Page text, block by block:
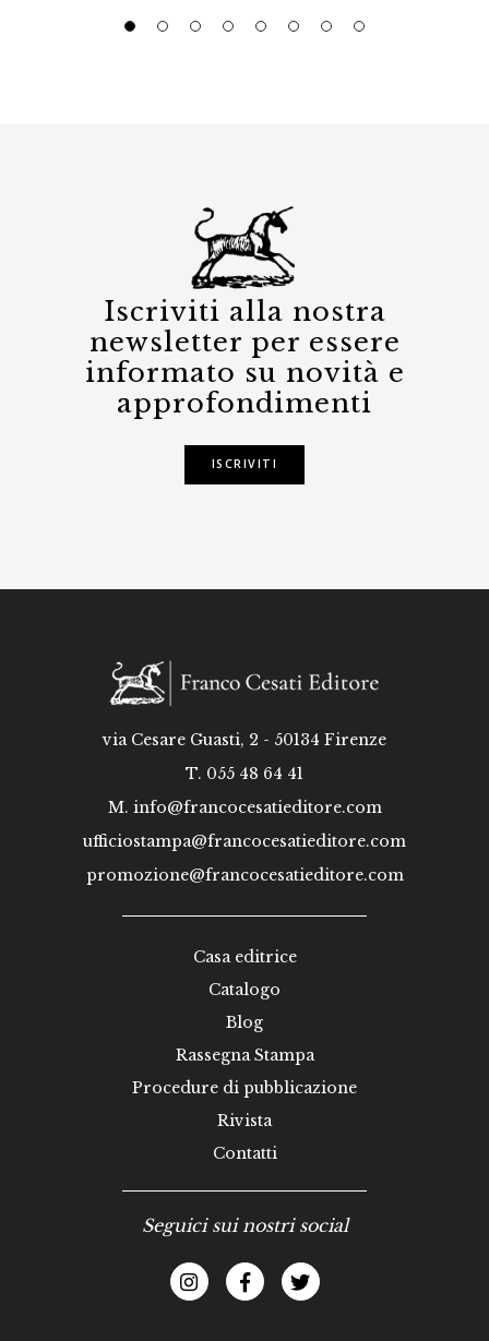
Iscriviti alla nostra
newsletter per essere
informato su novità e
approfondimenti
ISCRIVITI
via Cesare Guasti, 2 - 50134 Firenze
T. 055 48 64 41
M. info@francocesatieditore.com
ufficiostampa@francocesatieditore.com
promozione@francocesatieditore.com
Casa editrice
Catalogo
Blog
Rassegna Stampa
Procedure di pubblicazione
Rivista
Contatti
Seguici sui nostri social